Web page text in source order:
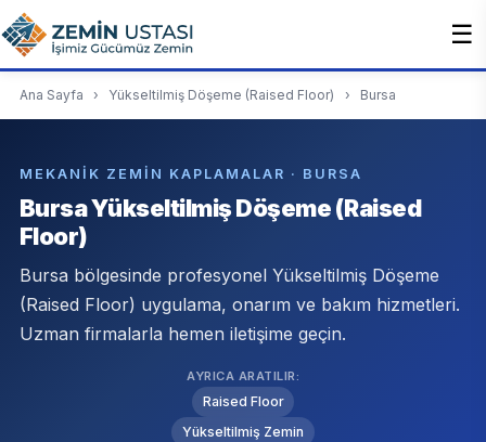
☰
Ana Sayfa › Yükseltilmiş Döşeme (Raised Floor) › Bursa
MEKANIK ZEMIN KAPLAMALAR · BURSA
Bursa Yükseltilmiş Döşeme (Raised
Floor)
Bursa bölgesinde profesyonel Yükseltilmiş Döşeme
(Raised Floor) uygulama, onarım ve bakım hizmetleri.
Uzman firmalarla hemen iletişime geçin.
AYRICA ARATILIR:
Raised Floor
Yükseltilmiş Zemin